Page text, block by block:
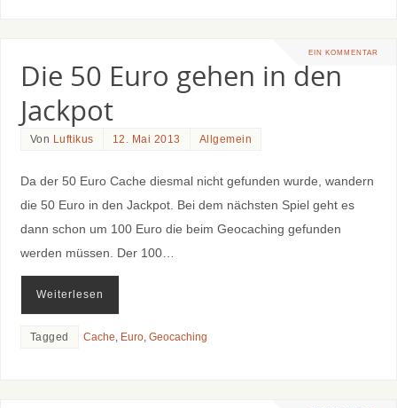
EIN KOMMENTAR
Die 50 Euro gehen in den
Jackpot
Von Luftikus 12. Mai 2013 Allgemein
Da der 50 Euro Cache diesmal nicht gefunden wurde, wandern
die 50 Euro in den Jackpot. Bei dem nächsten Spiel geht es
dann schon um 100 Euro die beim Geocaching gefunden
werden müssen. Der 100…
Weiterlesen
Tagged Cache, Euro, Geocaching